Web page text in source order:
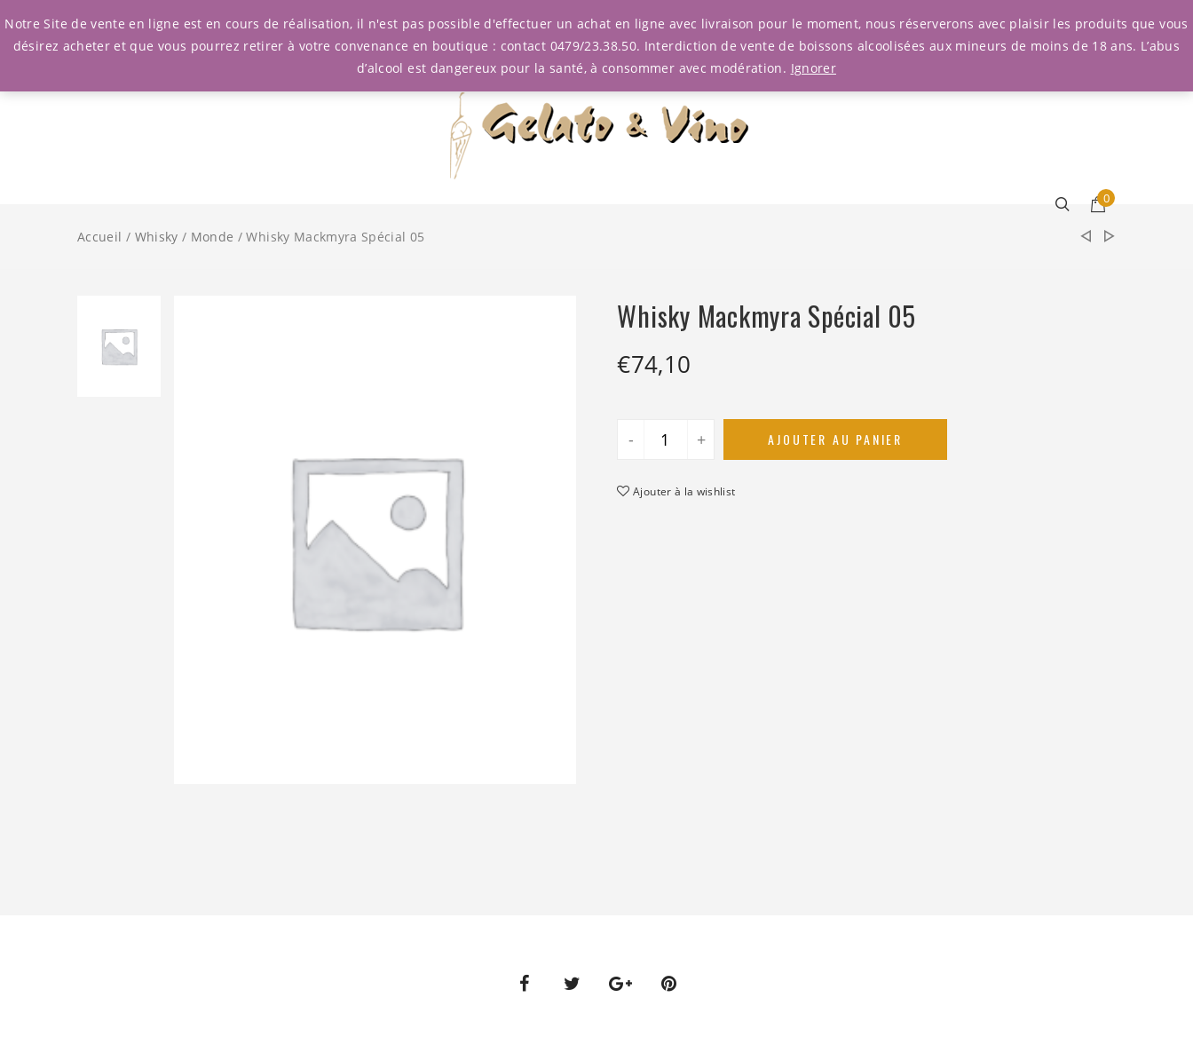
Connexion
0
Accueil / Whisky / Monde / Whisky Mackmyra Spécial 05
Whisky Mackmyra Spécial 05
€74,10
- + AJOUTER AU PANIER
Ajouter à la wishlist
Notre Site de vente en ligne est en cours de réalisation, il n'est pas possible d'effectuer un achat en ligne avec livraison pour le moment, nous réserverons avec plaisir les produits que vous
désirez acheter et que vous pourrez retirer à votre convenance en boutique : contact 0479/23.38.50. Interdiction de vente de boissons alcoolisées aux mineurs de moins de 18 ans. L’abus
d’alcool est dangereux pour la santé, à consommer avec modération. Ignorer